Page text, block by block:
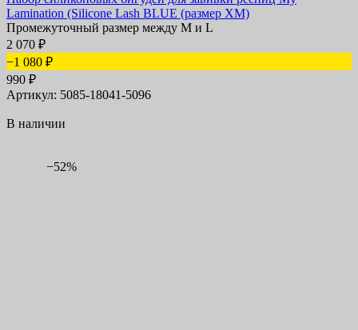
Lamination (Silicone Lash BLUE (размер XM)
Промежуточный размер между M и L
2 070 ₽
−1 080 ₽
990 ₽
Артикул: 5085-18041-5096
В наличии
−52%